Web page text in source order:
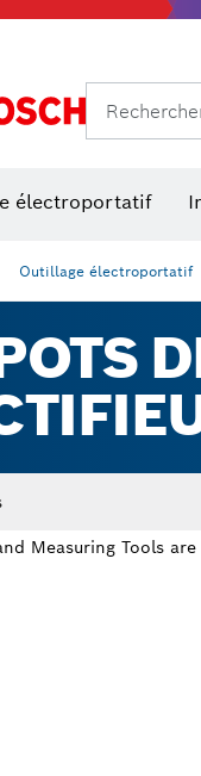
électroportatif
Outillage électroportatif
Measuring Tools